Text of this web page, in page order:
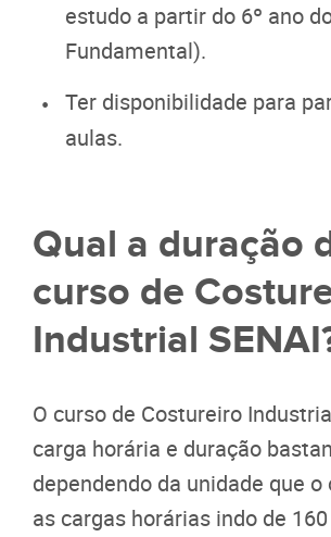
estudo a partir do 6º ano
Fundamental).
Ter disponibilidade para
aulas.
Qual a duração
curso de
Industrial
O curso de Costureiro
carga horária e duração
dependendo da unidade que
as cargas horárias indo de